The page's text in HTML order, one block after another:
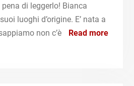
di leggerlo! Bianca
luoghi d’origine. E’ nata a
non c’è
Read more